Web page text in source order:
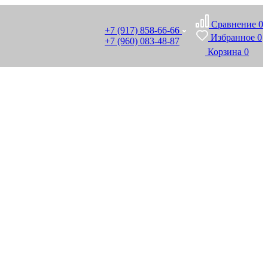
+7 (917) 858-66-66
+7 (960) 083-48-87
Сравнение 0
Избранное 0
Корзина 0